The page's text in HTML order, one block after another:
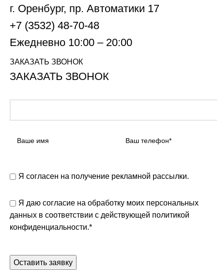
г. Оренбург, пр. Автоматики 17
+7 (3532) 48-70-48
Ежедневно 10:00 – 20:00
ЗАКАЗАТЬ ЗВОНОК
ЗАКАЗАТЬ ЗВОНОК
Я согласен на получение рекламной рассылки.
Я даю согласие на обработку моих персональных
данных в соответствии с действующей политикой
конфиденциальности.*